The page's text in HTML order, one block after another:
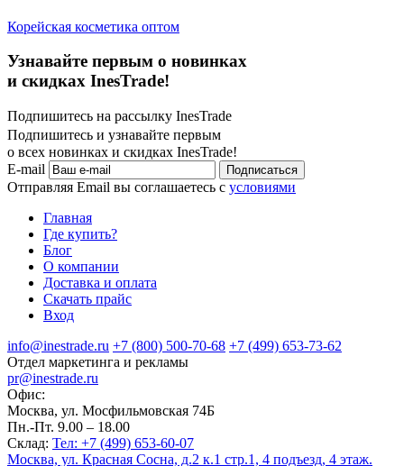
Корейская косметика оптом
Узнавайте первым о новинках
и скидках InesTrade!
Подпишитесь на рассылку InesTrade
Подпишитесь и узнавайте первым
о всех новинках и скидках InesTrade!
E-mail
Подписаться
Отправляя Email вы соглашаетесь с условиями
Главная
Где купить?
Блог
О компании
Доставка и оплата
Скачать прайс
Вход
info@inestrade.ru +7 (800) 500-70-68 +7 (499) 653-73-62
Отдел маркетинга и рекламы
pr@inestrade.ru
Офис:
Москва, ул. Мосфильмовская 74Б
Пн.-Пт. 9.00 – 18.00
Склад: Тел: +7 (499) 653-60-07
Москва, ул. Красная Сосна, д.2 к.1 стр.1, 4 подъезд, 4 этаж.